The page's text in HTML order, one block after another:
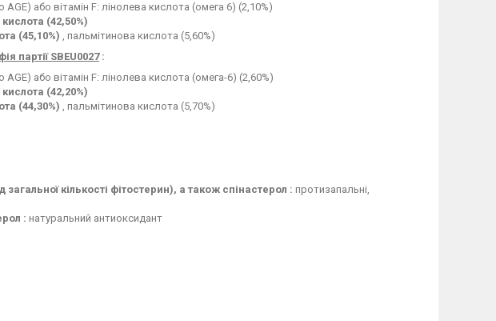
AGE) або вітамін F: лінолева кислота (омега 6) (2,10%)
кислота (42,50%)
(45,10%) , пальмітинова кислота (5,60%)
партії SBEU0027:
AGE) або вітамін F: лінолева кислота (омега-6) (2,60%)
кислота (42,20%)
(44,30%) , пальмітинова кислота (5,70%)
кількості фітостерин), а також спінастерол : протизапальні,
: натуральний антиоксидант